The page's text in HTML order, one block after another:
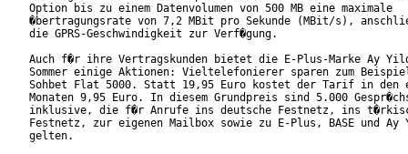
Option bis zu einem Datenvolumen von 500 MB eine maximale
�bertragungsrate von 7,2 MBit pro Sekunde (MBit/s),
die GPRS-Geschwindigkeit zur Verf�gung.
Auch f�r ihre Vertragskunden bietet die E-Plus-Marke Ay
Sommer einige Aktionen: Vieltelefonierer sparen zum
Sohbet Flat 5000. Statt 19,95 Euro kostet der Tarif in den
Monaten 9,95 Euro. In diesem Grundpreis sind 5.000
inklusive, die f�r Anrufe ins deutsche Festnetz, ins
Festnetz, zur eigenen Mailbox sowie zu E-Plus, BASE und
gelten.